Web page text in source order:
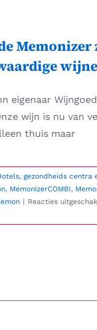
Memonizer
eigenaar
wijn is nu van
thuis maar
gezondheids centra
, MemonizerCOMBI,
| Reacties